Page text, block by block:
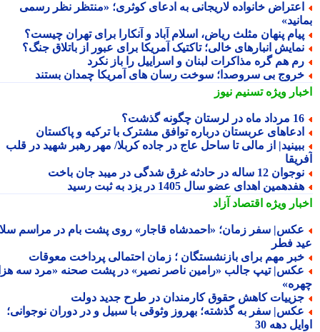
خانواده لاریجانی به ادعای کوثری؛ «منتظر نظر رسمی
پنهان مثلث ریاض، اسلام آباد و آنکارا برای تهران چیست؟
انبارهای خالی؛ تاکتیک آمریکا برای عبور از باتلاق جنگ؟
هم گره مذاکرات لبنان و اسراییل را باز نکرد
بی سروصدا؛ سوخت رسان های آمریکا چمدان بستند
ویژهتسنیم نیوز
در لرستان چگونه گذشت؟
عربستان درباره توافق مشترک با ترکیه و پاکستان
از مالی تا ساحل عاج در جاده کربلا/ مهر رهبر شهید در قلب
12 ساله در حادثه غرق شدگی در میبد جان باخت
اهدای عضو سال 1405 در یزد به ثبت رسید
ویژهاقتصاد آزاد
سفر زمان؛ «احمدشاه قاجار» روی پشت بام در مراسم سلام
فطر
مهم برای بازنشستگان ؛ زمان احتمالی پرداخت معوقات
تیپ جالب «رامین ناصر نصیر» در پشت صحنه «مرد سه هزار
کاهش حقوق کارمندان در طرح جدید دولت
سفر به گذشته؛ بهروز وثوقی با سبیل و در دوران نوجوانی؛
دهه 30